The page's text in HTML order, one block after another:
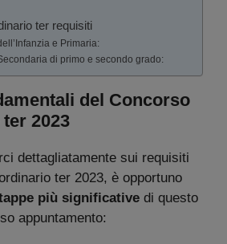
ter requisiti
e Primaria:
di primo e secondo grado:
del Concorso
2023
dettagliatamente sui requisiti
ter 2023, è opportuno
più significative di questo
appuntamento: